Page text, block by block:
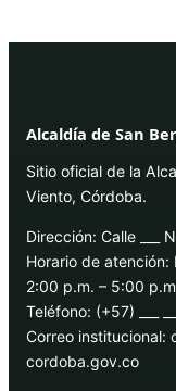
Alcaldía de San
Sitio oficial de la
Viento, Córdoba.
Dirección: Calle ___
Horario de
2:00 p.m. – 5:00
Teléfono: (+57) ___ ___
Correo institucional:
cordoba.gov.co